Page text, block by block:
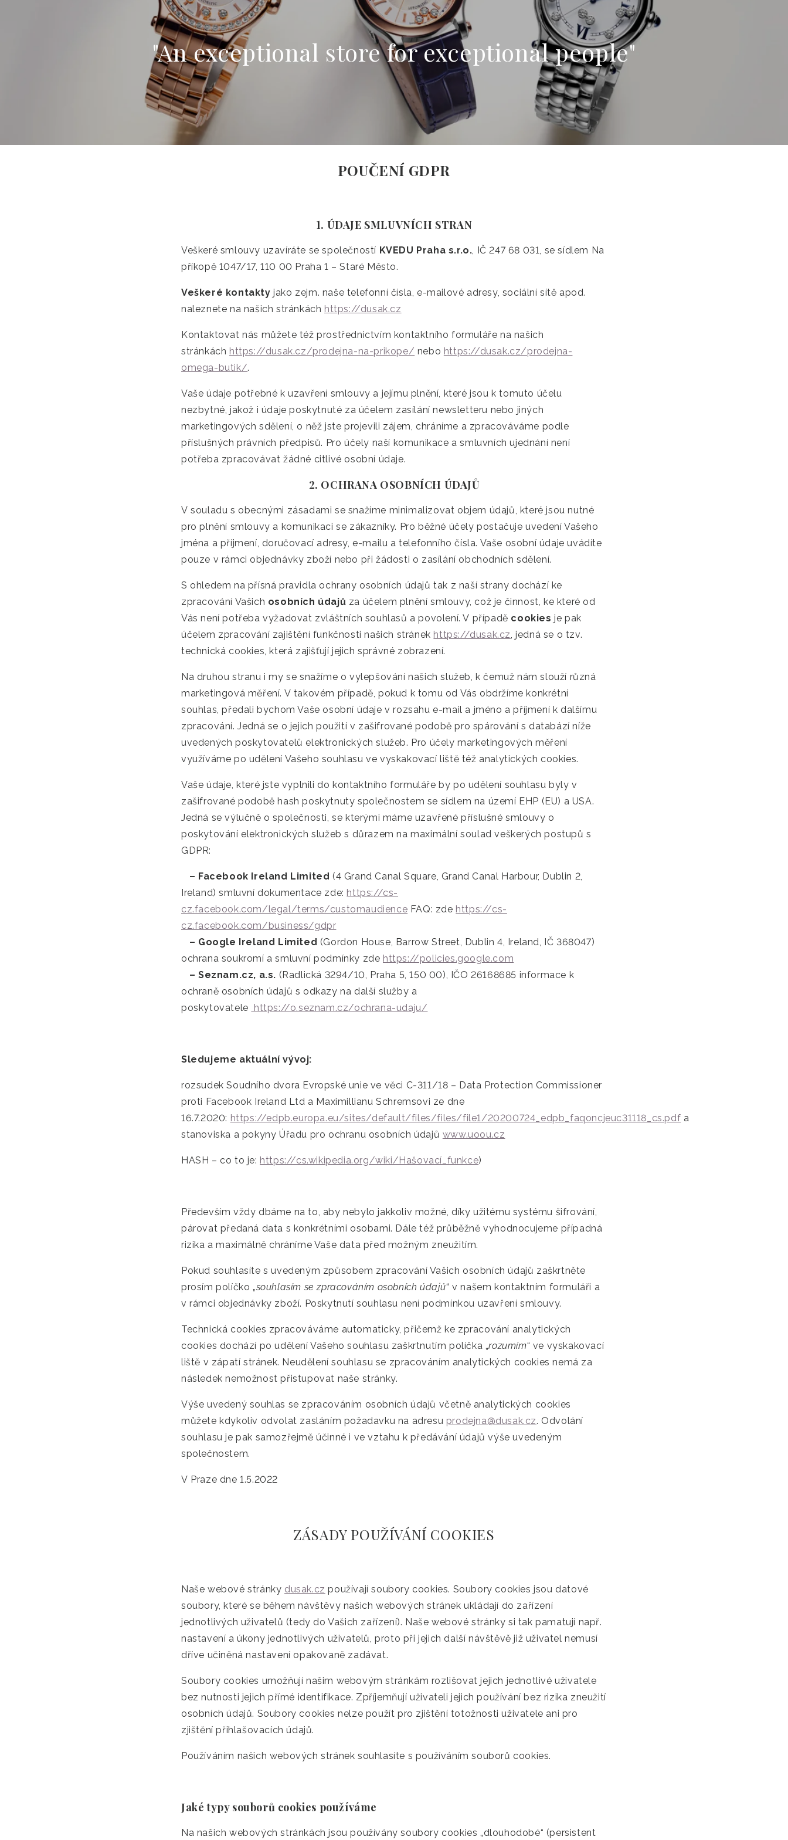
"An exceptional store for exceptional people"
POUČENÍ GDPR
1. ÚDAJE SMLUVNÍCH STRAN
Veškeré smlouvy uzavíráte se společností KVEDU Praha s.r.o., IČ 247 68 031, se sídlem Na
příkopě 1047/17, 110 00 Praha 1 – Staré Město.
Veškeré kontakty jako zejm. naše telefonní čísla, e-mailové adresy, sociální sítě apod.
naleznete na našich stránkách https://dusak.cz
Kontaktovat nás můžete též prostřednictvím kontaktního formuláře na našich
stránkách https://dusak.cz/prodejna-na-prikope/ nebo https://dusak.cz/prodejna-
omega-butik/.
Vaše údaje potřebné k uzavření smlouvy a jejímu plnění, které jsou k tomuto účelu
nezbytné, jakož i údaje poskytnuté za účelem zasílání newsletteru nebo jiných
marketingových sdělení, o něž jste projevili zájem, chráníme a zpracováváme podle
příslušných právních předpisů. Pro účely naší komunikace a smluvních ujednání není
potřeba zpracovávat žádné citlivé osobní údaje.
2. OCHRANA OSOBNÍCH ÚDAJŮ
V souladu s obecnými zásadami se snažíme minimalizovat objem údajů, které jsou nutné
pro plnění smlouvy a komunikaci se zákazníky. Pro běžné účely postačuje uvedení Vašeho
jména a příjmení, doručovací adresy, e-mailu a telefonního čísla. Vaše osobní údaje uvádíte
pouze v rámci objednávky zboží nebo při žádosti o zasílání obchodních sdělení.
S ohledem na přísná pravidla ochrany osobních údajů tak z naší strany dochází ke
zpracování Vašich osobních údajů za účelem plnění smlouvy, což je činnost, ke které od
Vás není potřeba vyžadovat zvláštních souhlasů a povolení. V případě cookies je pak
účelem zpracování zajištění funkčnosti našich stránek https://dusak.cz, jedná se o tzv.
technická cookies, která zajišťují jejich správné zobrazení.
Na druhou stranu i my se snažíme o vylepšování našich služeb, k čemuž nám slouží různá
marketingová měření. V takovém případě, pokud k tomu od Vás obdržíme konkrétní
souhlas, předali bychom Vaše osobní údaje v rozsahu e-mail a jméno a příjmení k dalšímu
zpracování. Jedná se o jejich použití v zašifrované podobě pro spárování s databází níže
uvedených poskytovatelů elektronických služeb. Pro účely marketingových měření
využíváme po udělení Vašeho souhlasu ve vyskakovací liště též analytických cookies.
Vaše údaje, které jste vyplnili do kontaktního formuláře by po udělení souhlasu byly v
zašifrované podobě hash poskytnuty společnostem se sídlem na území EHP (EU) a USA.
Jedná se výlučně o společnosti, se kterými máme uzavřené příslušné smlouvy o
poskytování elektronických služeb s důrazem na maximální soulad veškerých postupů s
GDPR:
– Facebook Ireland Limited (4 Grand Canal Square, Grand Canal Harbour, Dublin 2,
Ireland) smluvní dokumentace zde: https://cs-
cz.facebook.com/legal/terms/customaudience FAQ: zde https://cs-
cz.facebook.com/business/gdpr
– Google Ireland Limited (Gordon House, Barrow Street, Dublin 4, Ireland, IČ 368047)
ochrana soukromí a smluvní podmínky zde https://policies.google.com
– Seznam.cz, a.s. (Radlická 3294/10, Praha 5, 150 00), IČO 26168685 informace k
ochraně osobních údajů s odkazy na další služby a
poskytovatele https://o.seznam.cz/ochrana-udaju/
Sledujeme aktuální vývoj:
rozsudek Soudního dvora Evropské unie ve věci C-311/18 – Data Protection Commissioner
proti Facebook Ireland Ltd a Maximillianu Schremsovi ze dne
16.7.2020: https://edpb.europa.eu/sites/default/files/files/file1/20200724_edpb_faqoncjeuc31118_cs.pdf a
stanoviska a pokyny Úřadu pro ochranu osobních údajů www.uoou.cz
HASH – co to je: https://cs.wikipedia.org/wiki/Hašovací_funkce)
Především vždy dbáme na to, aby nebylo jakkoliv možné, díky užitému systému šifrování,
párovat předaná data s konkrétními osobami. Dále též průběžně vyhodnocujeme případná
rizika a maximálně chráníme Vaše data před možným zneužitím.
Pokud souhlasíte s uvedeným způsobem zpracování Vašich osobních údajů zaškrtněte
prosím políčko „souhlasím se zpracováním osobních údajů“ v našem kontaktním formuláři a
v rámci objednávky zboží. Poskytnutí souhlasu není podmínkou uzavření smlouvy.
Technická cookies zpracováváme automaticky, přičemž ke zpracování analytických
cookies dochází po udělení Vašeho souhlasu zaškrtnutím políčka „rozumím“ ve vyskakovací
liště v zápatí stránek. Neudělení souhlasu se zpracováním analytických cookies nemá za
následek nemožnost přistupovat naše stránky.
Výše uvedený souhlas se zpracováním osobních údajů včetně analytických cookies
můžete kdykoliv odvolat zasláním požadavku na adresu prodejna@dusak.cz. Odvolání
souhlasu je pak samozřejmě účinné i ve vztahu k předávání údajů výše uvedeným
společnostem.
V Praze dne 1.5.2022
ZÁSADY POUŽÍVÁNÍ COOKIES
Naše webové stránky dusak.cz používají soubory cookies. Soubory cookies jsou datové
soubory, které se během návštěvy našich webových stránek ukládají do zařízení
jednotlivých uživatelů (tedy do Vašich zařízení). Naše webové stránky si tak pamatují např.
nastavení a úkony jednotlivých uživatelů, proto při jejich další návštěvě již uživatel nemusí
dříve učiněná nastavení opakovaně zadávat.
Soubory cookies umožňují našim webovým stránkám rozlišovat jejich jednotlivé uživatele
bez nutnosti jejich přímé identifikace. Zpříjemňují uživateli jejich používání bez rizika zneužití
osobních údajů. Soubory cookies nelze použít pro zjištění totožnosti uživatele ani pro
zjištění přihlašovacích údajů.
Používáním našich webových stránek souhlasíte s používáním souborů cookies.
Jaké typy souborů cookies používáme
Na našich webových stránkách jsou používány soubory cookies „dlouhodobé“ (persistent